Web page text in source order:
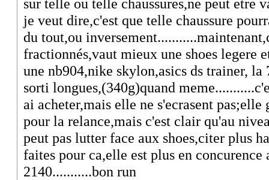
je veut dire,c'est que telle chaussure
du tout,ou
fractionnés,vaut mieux une shoes legere
une nb904,nike skylon,asics ds trainer, la
sorti longues,(340g)quand
ai acheter,mais elle ne s'ecrasent
pour la relance,mais c'est clair qu'au
peut pas lutter face aux shoes,citer plus
faites pour ca,elle est plus en concurence
2140...........bon run